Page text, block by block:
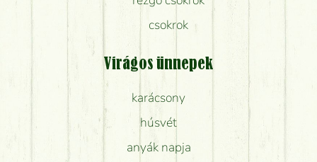
csokrok
Virágos ünnepek
karácsony
húsvét
anyák napja